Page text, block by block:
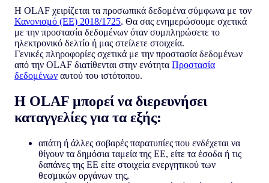
Η OLAF χειρίζεται τα προσωπικά δεδομένα σύμφωνα με τον
Κανονισμό (ΕE) 2018/1725. Θα σας ενημερώσουμε σχετικά
με την προστασία δεδομένων όταν συμπληρώσετε το
ηλεκτρονικό δελτίο ή μας στείλετε στοιχεία.
Γενικές πληροφορίες σχετικά με την προστασία δεδομένων
από την OLAF διατίθενται στην ενότητα Προστασία
δεδομένων αυτού του ιστότοπου.
Η OLAF μπορεί να διερευνήσει
καταγγελίες για τα εξής:
απάτη ή άλλες σοβαρές παρατυπίες που ενδέχεται να
θίγουν τα δημόσια ταμεία της ΕΕ, είτε τα έσοδα ή τις
δαπάνες της ΕΕ είτε στοιχεία ενεργητικού των
θεσμικών οργάνων της,